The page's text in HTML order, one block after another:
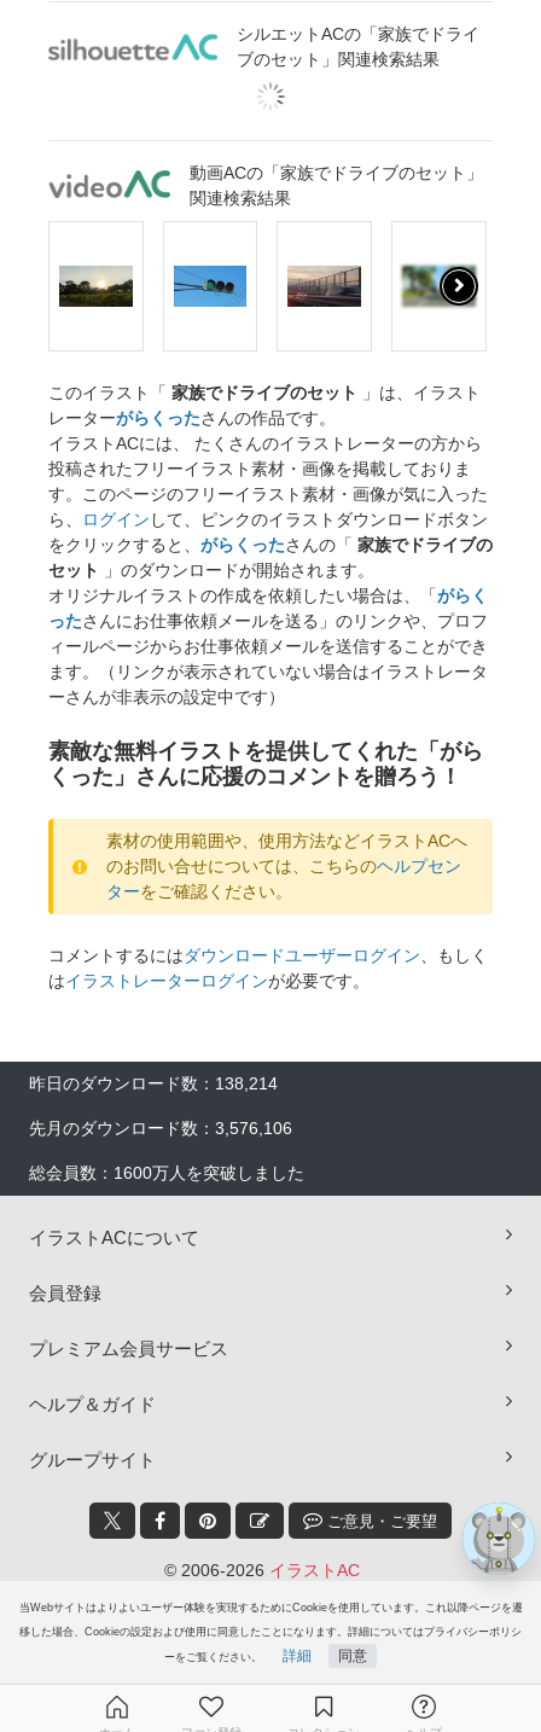
当Webサイトはよりよいユーザー体験を実現するためにCookieを使用しています。これ以降ページを遷
移した場合、Cookieの設定および使用に同意したことになります。詳細についてはプライバシーポリシ
ーをご覧ください。 詳細 同意
シルエットACの「家族でドライ
ブのセット」関連検索結果
動画ACの「家族でドライブのセット」
関連検索結果
このイラスト「 家族でドライブのセット
」は、イラスト
レーターがらくったさんの作品です。
イラストACには、 たくさんのイラストレーターの方から
投稿されたフリーイラスト素材・画像を掲載しておりま
す。このページのフリーイラスト素材・画像が気に入った
ら、
ログイン して、ピンクのイラストダウンロードボタン
をクリックすると、 がらくったさんの「 家族でドライブの
セット
」のダウンロードが開始されます。
オリジナルイラストの作成を依頼したい場合は、「がらく
ったさんにお仕事依頼メールを送る」のリンクや、プロフ
ィールページからお仕事依頼メールを送信することができ
ます。（リンクが表示されていない場合はイラストレータ
ーさんが非表示の設定中です）
素敵な無料イラストを提供してくれた「がら
くった」さんに応援のコメントを贈ろう！
素材の使用範囲や、使用方法などイラストACへ
のお問い合せについては、こちらのヘルプセン
ターをご確認ください。
コメントするにはダウンロードユーザーログイン、もしく
はイラストレーターログインが必要です。
昨日のダウンロード数：138,214
先月のダウンロード数：3,576,106
総会員数：1600万人を突破しました
イラストACについて
会員登録
プレミアム会員サービス
ヘルプ＆ガイド
グループサイト
ご意見・ご要望
© 2006-2026 イラストAC